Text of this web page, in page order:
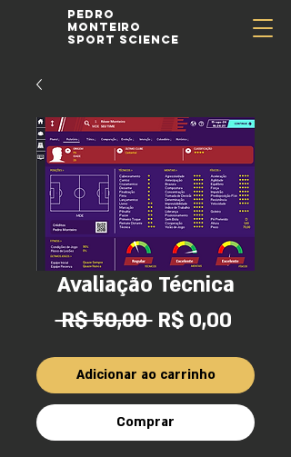
Pedro
Monteiro
Sport Science
Avaliação Técnica
R$ 50,00 Preço
R$ 0,00Preço
Adicionar ao carrinho
Comprar